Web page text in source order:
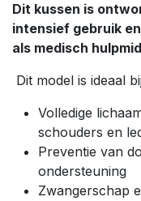
Dit kussen is
intensief gebruik
als medisch
Dit model is ideaal
Volledige
schouders en
Preventie van
ondersteuning
Zwangerschap